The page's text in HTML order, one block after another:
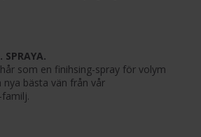
SPRAYA.
som en finihsing-spray för volym
nya bästa vän från vår
familj.